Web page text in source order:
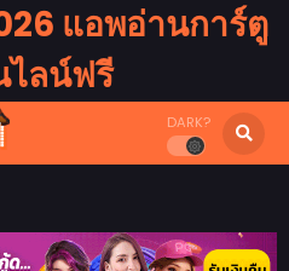
แอพอ่านการ์ตู
ลน์ฟรี
DARK?